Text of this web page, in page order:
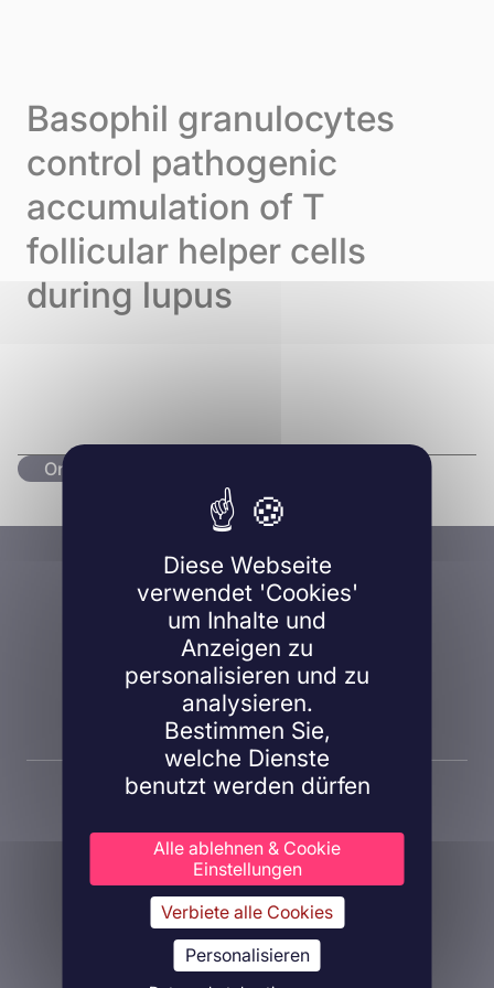
Diese Webseite
verwendet 'Cookies'
um Inhalte und
Anzeigen zu
personalisieren und zu
analysieren.
Bestimmen Sie,
welche Dienste
benutzt werden dürfen
Alle ablehnen & Cookie
Einstellungen
Verbiete alle Cookies
Personalisieren
Basophil granulocytes
control pathogenic
accumulation of T
follicular helper cells
during lupus
Originalartikel lesen
Eine Frage, ein Projekt?
Kontaktieren Sie uns!
Kontaktieren Sie uns
Über Inovarion
Therapeutische Bereiche